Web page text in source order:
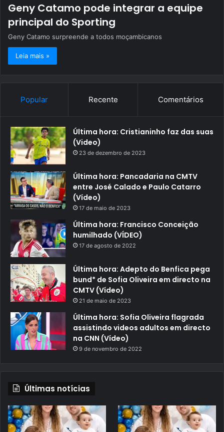
Geny Catamo pode integrar a equipe
principal do Sporting
Geny Catamo surpreende a todos moçambicanos
Leia mais »
Popular Recente Comentários
Última hora: Cristianinho faz das suas
(Video)
23 de dezembro de 2023
Última hora: Pancadaria na CMTV
entre José Calado e Paulo Catarro
(Vídeo)
17 de maio de 2023
Última hora: Francisco Conceição
humilhado (VÍDEO)
17 de agosto de 2022
Última hora: Adepto do Benfica pega
bund* de Sofia Oliveira em directo na
CMTV (Vídeo)
21 de maio de 2023
Última hora: Sofia Oliveira flagrada
assistindo videos adultos em directo
na CNN (Vídeo)
9 de novembro de 2022
Últimas notícias